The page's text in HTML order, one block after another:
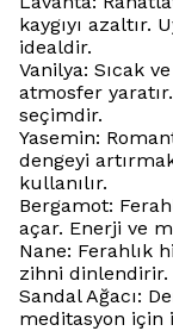
kaygıyı
idealdir.
Vanilya: Sıcak
atmosfer
seçimdir.
Yasemin:
dengeyi
kullanılır.
Bergamot:
açar. Enerji ve
Nane: Ferahlık
zihni dinlendirir.
Sandal Ağacı:
meditasyon için